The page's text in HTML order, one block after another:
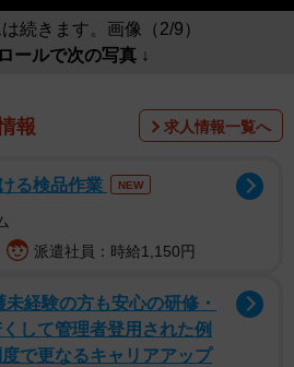
続きます。画像（2/9）
ールで次の写真 ↓
報 求人情報一覧へ
る検品作業 NEW
派遣社員：時給1,150円
経験の方も安心の研修・
して管理者登用された例
で更なるキャリアアップ